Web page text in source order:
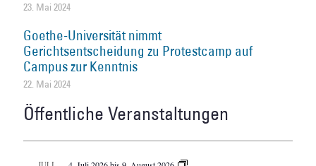
23. Mai 2024
Goethe-Universität nimmt
Gerichtsentscheidung zu Protestcamp auf
Campus zur Kenntnis
22. Mai 2024
Öffentliche Veranstaltungen